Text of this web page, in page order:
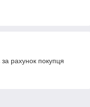
рахунок покупця